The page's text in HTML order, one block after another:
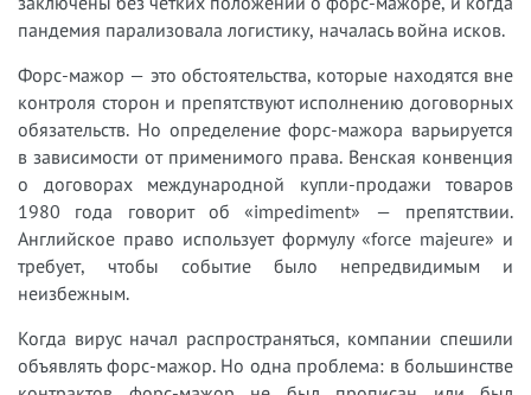
пандемия парализовала логистику, началась война исков.
Форс-мажор — это обстоятельства, которые находятся вне
контроля сторон и препятствуют исполнению договорных
обязательств. Но определение форс-мажора варьируется
в зависимости от применимого права. Венская конвенция
о договорах международной купли-продажи товаров
1980 года говорит об «impediment» — препятствии.
Английское право использует формулу «force majeure» и
требует, чтобы событие было непредвидимым и
неизбежным.
Когда вирус начал распространяться, компании спешили
объявлять форс-мажор. Но одна проблема: в большинстве